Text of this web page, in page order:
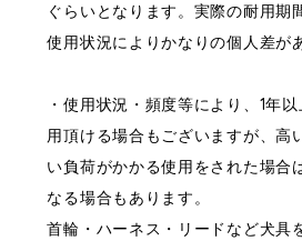
ぐらいとなります。実際の耐用期
使用状況によりかなりの個人差が
・使用状況・頻度等により、1年
用頂ける場合もございますが、高
い負荷がかかる使用をされた場合
なる場合もあります。
首輪・ハーネス・リードなど犬具